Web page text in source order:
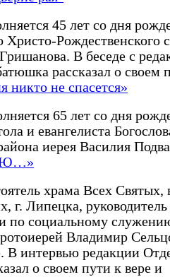
45 лет со дня
Христо-Рождественского
В беседе с
рассказал о своем
никто не спасется»
65 лет со дня
и евангелиста
иерея Василия
храма Всех Святых,
г. Липецка, руководитель
по социальному
Владимир
В интервью редакции
о своем пути к вере и